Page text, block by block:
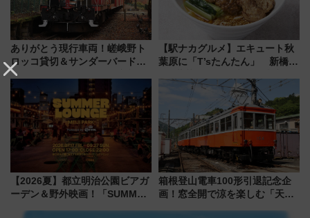
ありがとう現行車両！嵯峨野ト
ロッコ貸切＆サンダーバードレ
ストランで語り合う秋の京都
斉藤雪乃＆福原トシヒロと行
く！9月13日「京都の鉄道満喫
ツアー」開催
【駅ナカグルメ】エキュート秋
葉原に「T’sたんたん」 新橋に
饅」、オムライス専門店「肉と
たまご」新グルメ続々登場！
【2026年8月】
【2026夏】都立明治公園ビアガ
ーデン＆野外映画！「SUMMER
箱根登山電車100形引退記念企
画！窓全開で涼を楽しむ「天然